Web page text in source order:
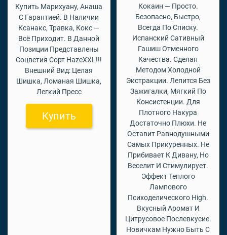
Купить Марихуану, Анаша
С Гарантией. В Наличии
Ксанакс, Травка, Кокс —
Всё Приходит. В Данной
Позиции Представлены
Соцветия Сорт HazeXXL!!!
Внешний Вид: Целая
Шишка, Ломаная Шишка,
Легкий Пресс
Купить
Кокаин — Просто.
Безопасно, Быстро,
Всегда По Списку.
Испанский Сативный
Гашиш Отменного
Качества. Сделан
Методом Холодной
Экстракции. Лепится Без
Зажигалки, Мягкий По
Консистенции. Для
Плотного Накура
Достаточно Плюхи. Не
Оставит Равнодушными
Самых Прикуренных. Не
Прибивает К Дивану, Но
Веселит И Стимулирует.
Эффект Теплого
Лампового
Психоделического High.
Вкусный Аромат И
Цитрусовое Послевкусие.
Новичкам Нужно Быть С